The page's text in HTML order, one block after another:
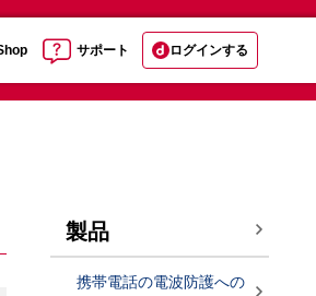
サポート ログインする
製品
携帯電話の電波防護への